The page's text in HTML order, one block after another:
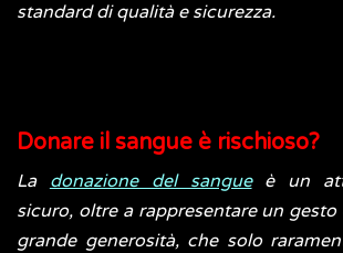
standard di qualità e sicurezza.
Donare il sangue è rischioso?
La donazione del sangueè un
sicuro, oltre a rappresentare un gesto
grande generosità, che solo